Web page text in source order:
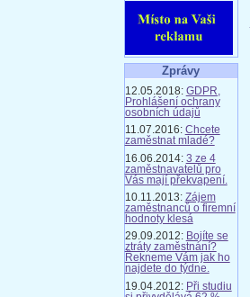
Zprávy
12.05.2018: GDPR,
Prohlášení ochrany
osobních údajů
11.07.2016: Chcete
zaměstnat mladé?
16.06.2014: 3 ze 4
zaměstnavatelů pro
Vás mají překvapení.
10.11.2013: Zájem
zaměstnanců o firemní
hodnoty klesá
29.09.2012: Bojíte se
ztráty zaměstnání?
Řekneme Vám jak ho
najdete do týdne.
19.04.2012: Při studiu